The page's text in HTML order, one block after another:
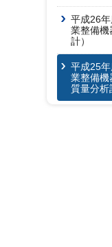
平成26
業整備機
計）
平成25
業整備機
質量分析